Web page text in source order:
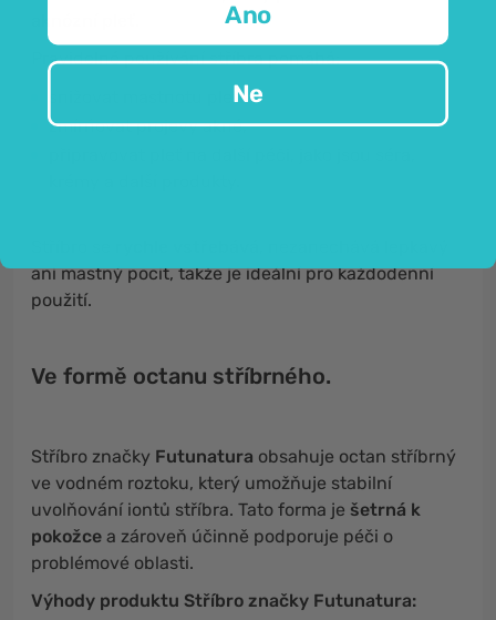
Pravidelné používání stříbra pomáhá:
snižovat mastnotu pleti,
zmírňovat projevy akné,
ani mastný pocit, takže je ideální pro každodenní
použití.
Ve formě octanu stříbrného.
Stříbro značky Futunatura obsahuje octan stříbrný
ve vodném roztoku, který umožňuje stabilní
uvolňování iontů stříbra. Tato forma je šetrná k
pokožce a zároveň účinně podporuje péči o
problémové oblasti.
Výhody produktu Stříbro značky Futunatura:
Ano
Ne